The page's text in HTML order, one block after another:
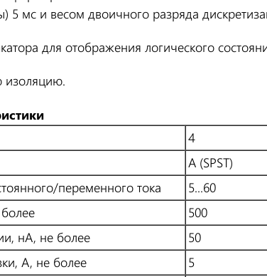
5 мс и весом двоичного разряда
для отображения логического
изоляцию.
4
A (SPST)
переменного тока
5...60
500
нА, не более
50
А, не более
5